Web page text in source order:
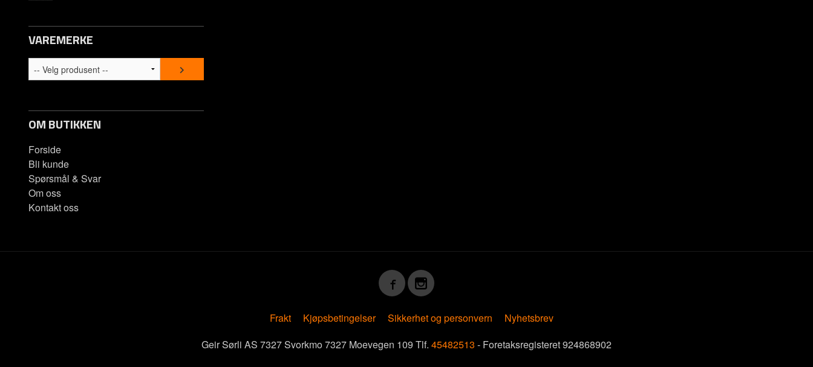
VAREMERKE
OM BUTIKKEN
Forside
Bli kunde
Spørsmål & Svar
Om oss
Kontakt oss
Frakt Kjøpsbetingelser Sikkerhet og personvern
Nyhetsbrev
Geir Sørli AS 7327 Svorkmo 7327 Moevegen 109 Tlf. 45482513 - Foretaksregisteret 924868902